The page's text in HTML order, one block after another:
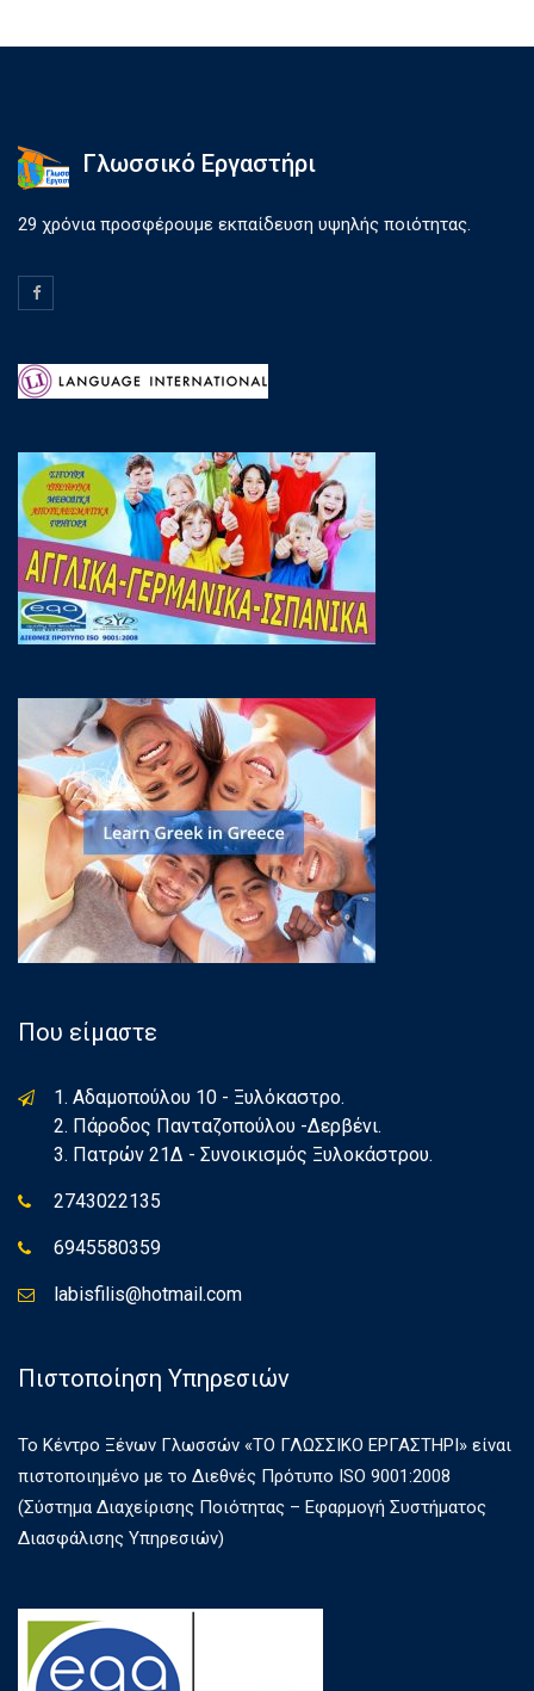
Γλωσσικό Εργαστήρι
29 χρόνια προσφέρουμε εκπαίδευση υψηλής ποιότητας.
Που είμαστε
1. Αδαμοπούλου 10 - Ξυλόκαστρο.
2. Πάροδος Πανταζοπούλου -Δερβένι.
3. Πατρών 21Δ - Συνοικισμός Ξυλοκάστρου.
2743022135
6945580359
labisfilis@hotmail.com
Πιστοποίηση Υπηρεσιών
Το Κέντρο Ξένων Γλωσσών «ΤΟ ΓΛΩΣΣΙΚΟ ΕΡΓΑΣΤΗΡΙ» είναι
πιστοποιημένο με το Διεθνές Πρότυπο ISO 9001:2008
(Σύστημα Διαχείρισης Ποιότητας – Εφαρμογή Συστήματος
Διασφάλισης Υπηρεσιών)